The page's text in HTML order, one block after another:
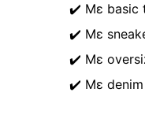
✔️ Με basic
✔️ Με
✔️ Με
✔️ Με denim